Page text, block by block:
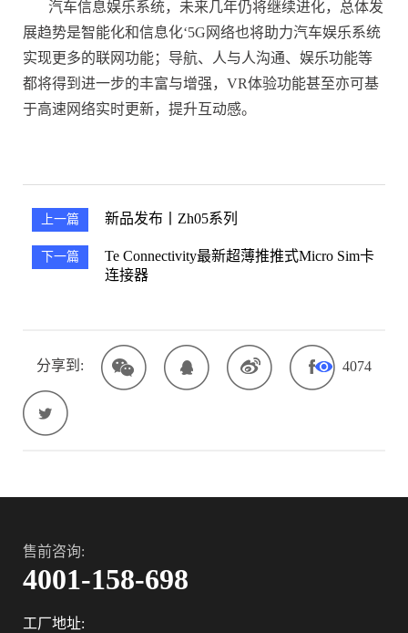
汽车信息娱乐系统，未来几年仍将继续进化，总体发
展趋势是智能化和信息化‘5G网络也将助力汽车娱乐系统
实现更多的联网功能；导航、人与人沟通、娱乐功能等
都将得到进一步的丰富与增强，VR体验功能甚至亦可基
于高速网络实时更新，提升互动感。
上一篇 新品发布丨zh05系列
下一篇
Te Connectivity最新超薄推推式micro Sim卡
连接器
分享到: 4074
售前咨询:
4001-158-698
工厂地址: